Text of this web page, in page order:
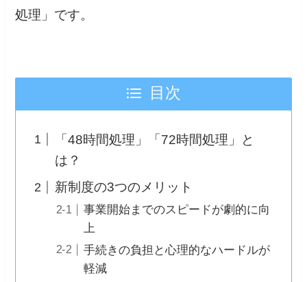
処理」です。
目次
「48時間処理」「72時間処理」と
は？
新制度の3つのメリット
事業開始までのスピードが劇的に向
上
手続きの負担と心理的なハードルが
軽減